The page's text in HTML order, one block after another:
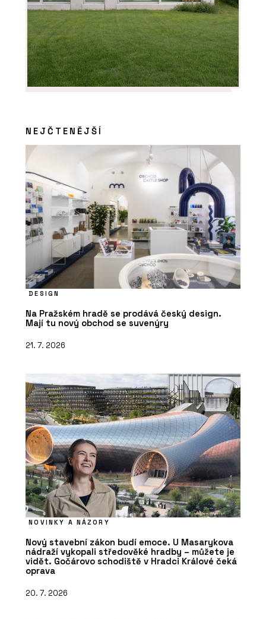
NEJČTENĚJŠÍ
DESIGN
Na Pražském hradě se prodává český design.
Mají tu nový obchod se suvenýry
21. 7. 2026
NOVINKY A NÁZORY
Nový stavební zákon budí emoce. U Masarykova
nádraží vykopali středověké hradby – můžete je
vidět. Gočárovo schodiště v Hradci Králové čeká
oprava
20. 7. 2026